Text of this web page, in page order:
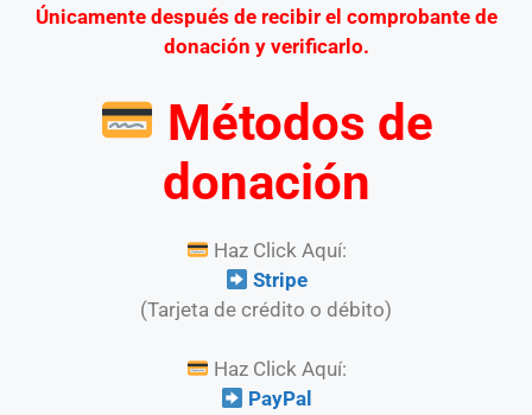
Únicamente después de recibir el comprobante de
donación y verificarlo.
Métodos de
donación
Haz Click Aquí:
Stripe
(Tarjeta de crédito o débito)
Haz Click Aquí:
PayPal